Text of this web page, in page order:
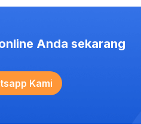
Anda sekarang
Kami